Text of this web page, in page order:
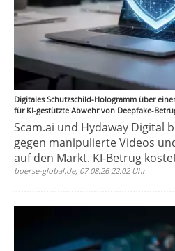
Digitales Schutzschild-Hologramm über
für KI-gestützte Abwehr von Deepfake-
Scam.ai und Hydaway Digital
gegen manipulierte Videos
auf den Markt. KI-Betrug
boerse-global.de, 07.08.26 22:02 Uhr